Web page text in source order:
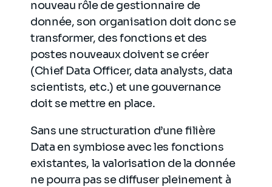
nouveau rôle de gestionnaire de
donnée, son organisation doit donc se
transformer, des fonctions et des
postes nouveaux doivent se créer
(Chief Data Officer, data analysts, data
scientists, etc.) et une gouvernance
doit se mettre en place.
Sans une structuration d’une filière
Data en symbiose avec les fonctions
existantes, la valorisation de la donnée
ne pourra pas se diffuser pleinement à